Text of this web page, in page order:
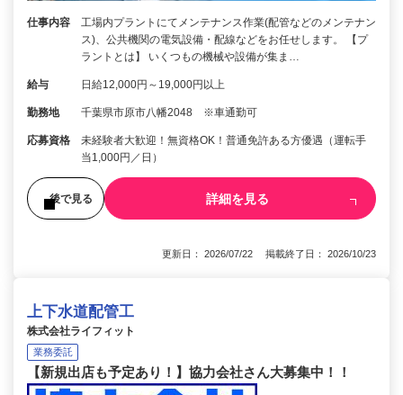
仕事内容
工場内プラントにてメンテナンス作業(配管などのメンテナン
ス)、公共機関の電気設備・配線などをお任せします。 【プ
ラントとは】 いくつもの機械や設備が集ま…
給与 日給12,000円～19,000円以上
勤務地 千葉県市原市八幡2048 ※車通勤可
応募資格
未経験者大歓迎！無資格OK！普通免許ある方優遇（運転手
当1,000円／日）
後で見る 詳細を見る
更新日： 2026/07/22 掲載終了日： 2026/10/23
上下水道配管工
株式会社ライフィット
業務委託
【新規出店も予定あり！】協力会社さん大募集中！！